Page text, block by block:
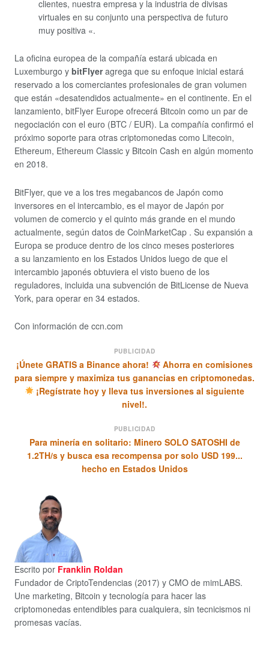
clientes, nuestra empresa y la industria de divisas
virtuales en su conjunto una perspectiva de futuro
muy positiva «.
La oficina europea de la compañía estará ubicada en
Luxemburgo y bitFlyeragrega que su enfoque inicial estará
reservado a los comerciantes profesionales de gran volumen
que están «desatendidos actualmente» en el continente. En el
lanzamiento, bitFlyer Europe ofrecerá Bitcoin como un par de
negociación con el euro (BTC / EUR). La compañía confirmó el
próximo soporte para otras criptomonedas como Litecoin,
Ethereum, Ethereum Classic y Bitcoin Cash en algún momento
en 2018.
BitFlyer, que ve a los tres megabancos de Japón como
inversores en el intercambio, es el mayor de Japón por
volumen de comercio y el quinto más grande en el mundo
actualmente, según datos de CoinMarketCap . Su expansión a
Europa se produce dentro de los cinco meses posteriores
a su lanzamiento en los Estados Unidos luego de que el
intercambio japonés obtuviera el visto bueno de los
reguladores, incluida una subvención de BitLicense de Nueva
York, para operar en 34 estados.
Con información de ccn.com
PUBLICIDAD
¡Únete GRATIS a Binance ahora!
Ahorra en comisiones
para siempre y maximiza tus ganancias en criptomonedas.
¡Regístrate hoy y lleva tus inversiones al siguiente
nivel!.
PUBLICIDAD
Para minería en solitario: Minero SOLO SATOSHI de
1.2TH/s y busca esa recompensa por solo USD 199...
hecho en Estados Unidos
Escrito por Franklin Roldan
Fundador de CriptoTendencias (2017) y CMO de mimLABS.
Une marketing, Bitcoin y tecnología para hacer las
criptomonedas entendibles para cualquiera, sin tecnicismos ni
promesas vacías.